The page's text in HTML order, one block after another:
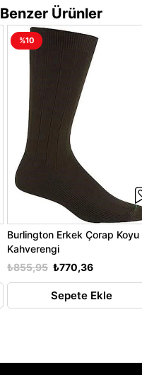
Benzer Ürünler
Burlington Erkek Çorap Koyu
Kahverengi
₺770,36
₺855,95
Sepete Ekle
%10